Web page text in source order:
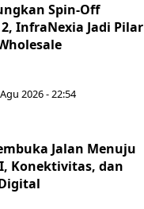
Spin-Off
InfraNexia Jadi Pilar
2026 - 22:54
Jalan Menuju
Konektivitas, dan